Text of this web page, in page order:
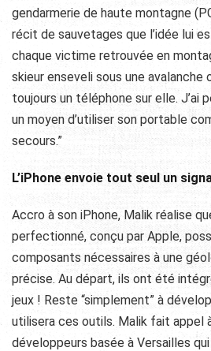
gendarmerie de haute montagne
récit de sauvetages que l’idée lui
chaque victime retrouvée en
skieur enseveli sous une avalanche
toujours un téléphone sur elle. J’ai
un moyen d’utiliser son portable
secours.”
L’iPhone envoie tout seul un
Accro à son iPhone, Malik réalise
perfectionné, conçu par Apple,
composants nécessaires à une
précise. Au départ, ils ont été
jeux ! Reste “simplement” à
utilisera ces outils. Malik fait appel
développeurs basée à Versailles